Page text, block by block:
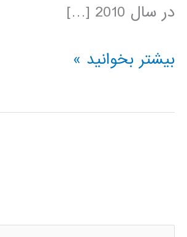
در سال 2010 […]
آموزش
اسپارک
بیشتر بخوانید »